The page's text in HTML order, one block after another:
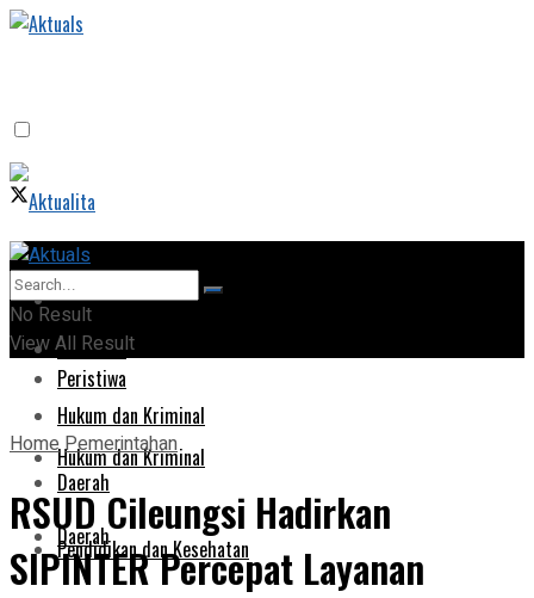
Home
Peristiwa
Hukum dan Kriminal
Daerah
Pendidikan dan Kesehatan
Home
Peristiwa
Hukum dan Kriminal
Daerah
No Result
View All Result
HomePemerintahan
RSUD Cileungsi Hadirkan
SIPINTER Percepat Layanan